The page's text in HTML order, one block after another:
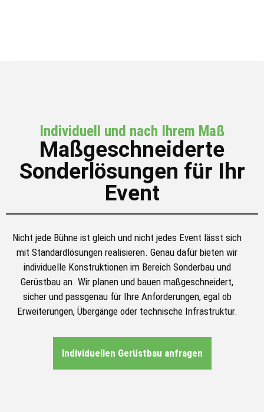
Individuell und nach Ihrem Maß
Maßgeschneiderte
Sonderlösungen für Ihr
Event
Nicht jede Bühne ist gleich und nicht jedes Event lässt sich
mit Standardlösungen realisieren. Genau dafür bieten wir
individuelle Konstruktionen im Bereich Sonderbau und
Gerüstbau an. Wir planen und bauen maßgeschneidert,
sicher und passgenau für Ihre Anforderungen, egal ob
Erweiterungen, Übergänge oder technische Infrastruktur.
Individuellen Gerüstbau anfragen